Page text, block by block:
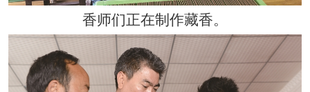
香师们正在制作藏香。